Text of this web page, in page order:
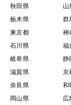
秋田県
山
栃木県
群
東京都
神
石川県
福
岐阜県
静
滋賀県
京
奈良県
和
岡山県
広